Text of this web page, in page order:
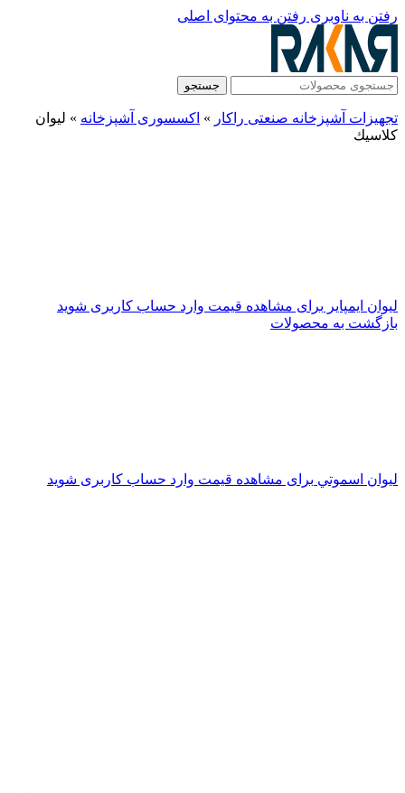
رفتن به ناوبری رفتن به محتوای اصلی
جستجو
تجهیزات آشپزخانه صنعتی راکار » اکسسوری آشپزخانه » ليوان
كلاسيك
ليوان ايمپاير برای مشاهده قیمت وارد حساب کاربری شوید
بازگشت به محصولات
ليوان اسموتي برای مشاهده قیمت وارد حساب کاربری شوید